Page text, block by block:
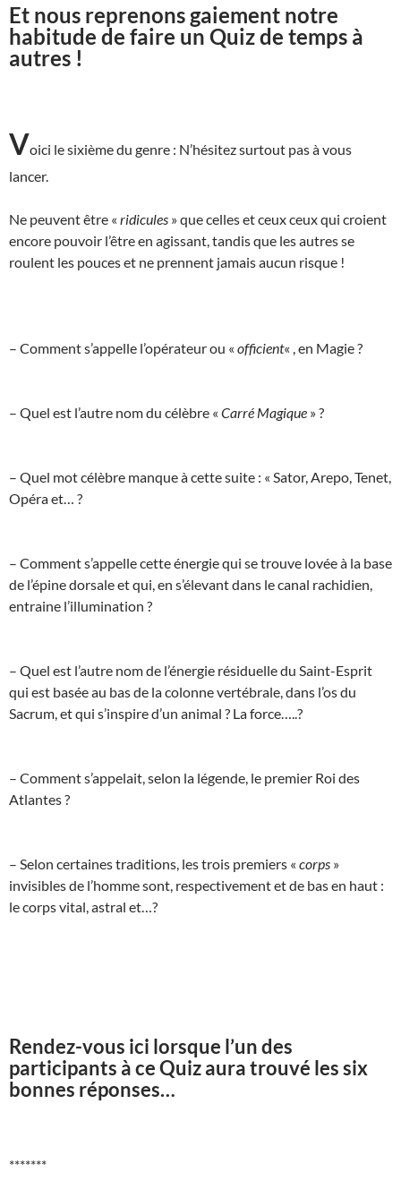
Et nous reprenons gaiement notre
habitude de faire un Quiz de temps à
autres !
Voici le sixième du genre : N’hésitez surtout pas à vous
lancer.
Ne peuvent être « ridicules » que celles et ceux ceux qui croient
encore pouvoir l’être en agissant, tandis que les autres se
roulent les pouces et ne prennent jamais aucun risque !
– Comment s’appelle l’opérateur ou « officient« , en Magie ?
– Quel est l’autre nom du célèbre « Carré Magique » ?
– Quel mot célèbre manque à cette suite : « Sator, Arepo, Tenet,
Opéra et… ?
– Comment s’appelle cette énergie qui se trouve lovée à la base
de l’épine dorsale et qui, en s’élevant dans le canal rachidien,
entraine l’illumination ?
– Quel est l’autre nom de l’énergie résiduelle du Saint-Esprit
qui est basée au bas de la colonne vertébrale, dans l’os du
Sacrum, et qui s’inspire d’un animal ? La force…..?
– Comment s’appelait, selon la légende, le premier Roi des
Atlantes ?
– Selon certaines traditions, les trois premiers « corps »
invisibles de l’homme sont, respectivement et de bas en haut :
le corps vital, astral et…?
Rendez-vous ici lorsque l’un des
participants à ce Quiz aura trouvé les six
bonnes réponses…
*******